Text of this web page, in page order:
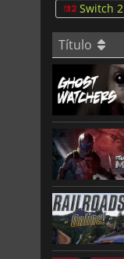
Switch 2
Título